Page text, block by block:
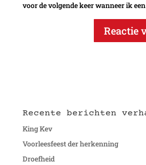
voor de volgende keer wanneer ik
Recente berichten
King Kev
Voorleesfeest der herkenning
Droefheid